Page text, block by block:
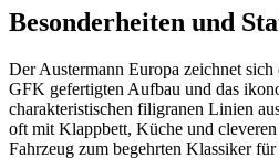
Besonderheiten und
Der Austermann Europa zeichnet
GFK gefertigten Aufbau und das
charakteristischen filigranen Linien
oft mit Klappbett, Küche und cleveren
Fahrzeug zum begehrten Klassiker